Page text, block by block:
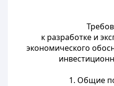
к разработке и
экономического
1. Общие